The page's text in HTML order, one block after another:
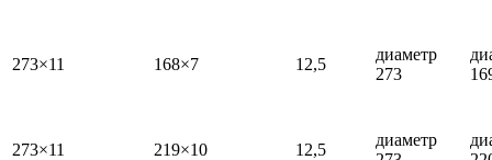
273×11 168×7 12,5
диаметр
273
273×11 219×10 12,5
диаметр